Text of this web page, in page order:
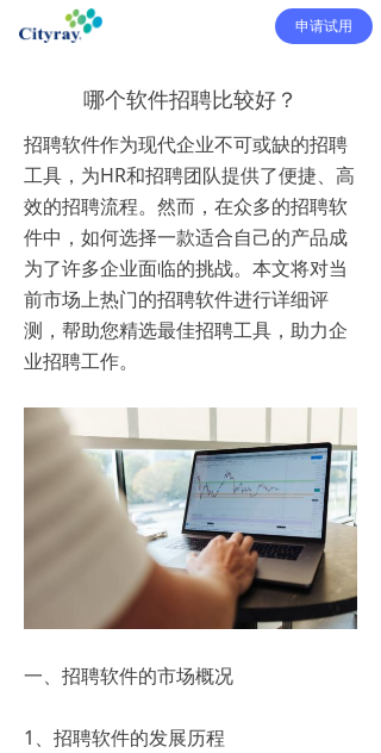
申请试用
哪个软件招聘比较好？
招聘软件作为现代企业不可或缺的招聘
工具，为HR和招聘团队提供了便捷、高
效的招聘流程。然而，在众多的招聘软
件中，如何选择一款适合自己的产品成
为了许多企业面临的挑战。本文将对当
前市场上热门的招聘软件进行详细评
测，帮助您精选最佳招聘工具，助力企
业招聘工作。
一、招聘软件的市场概况
1、招聘软件的发展历程